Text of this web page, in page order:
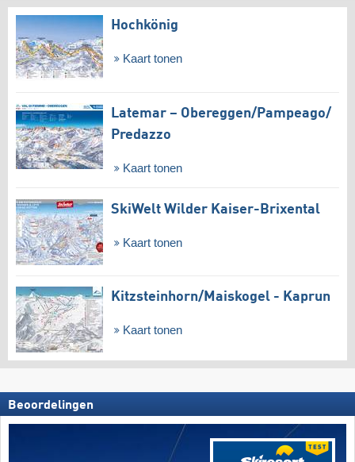
Hochkönig
Kaart tonen
Latemar – Obereggen/​Pampeago/​
Predazzo
Kaart tonen
SkiWelt Wilder Kaiser-Brixental
Kaart tonen
Kitzsteinhorn/​Maiskogel - Kaprun
Kaart tonen
Beoordelingen